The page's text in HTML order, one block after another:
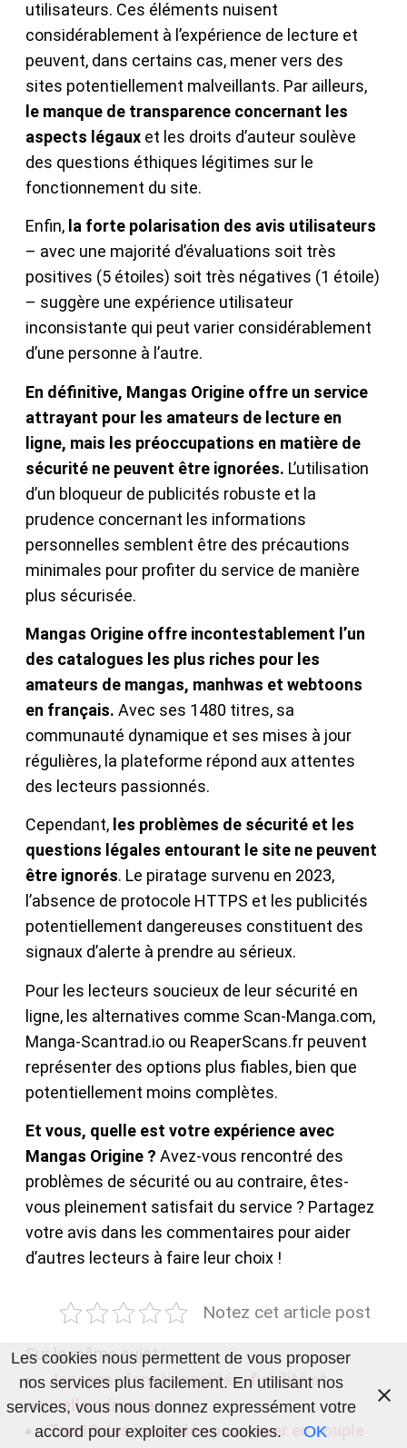
utilisateurs. Ces éléments nuisent
considérablement à l’expérience de lecture et
peuvent, dans certains cas, mener vers des
sites potentiellement malveillants. Par ailleurs,
le manque de transparence concernant les
aspects légaux et les droits d’auteur soulève
des questions éthiques légitimes sur le
fonctionnement du site.
Enfin, la forte polarisation des avis utilisateurs
– avec une majorité d’évaluations soit très
positives (5 étoiles) soit très négatives (1 étoile)
– suggère une expérience utilisateur
inconsistante qui peut varier considérablement
d’une personne à l’autre.
En définitive, Mangas Origine offre un service
attrayant pour les amateurs de lecture en
ligne, mais les préoccupations en matière de
sécurité ne peuvent être ignorées. L’utilisation
d’un bloqueur de publicités robuste et la
prudence concernant les informations
personnelles semblent être des précautions
minimales pour profiter du service de manière
plus sécurisée.
Mangas Origine offre incontestablement l’un
des catalogues les plus riches pour les
amateurs de mangas, manhwas et webtoons
en français. Avec ses 1480 titres, sa
communauté dynamique et ses mises à jour
régulières, la plateforme répond aux attentes
des lecteurs passionnés.
Cependant, les problèmes de sécurité et les
questions légales entourant le site ne peuvent
être ignorés. Le piratage survenu en 2023,
l’absence de protocole HTTPS et les publicités
potentiellement dangereuses constituent des
signaux d’alerte à prendre au sérieux.
Pour les lecteurs soucieux de leur sécurité en
ligne, les alternatives comme Scan-Manga.com,
Manga-Scantrad.io ou ReaperScans.fr peuvent
représenter des options plus fiables, bien que
potentiellement moins complètes.
Et vous, quelle est votre expérience avec
Mangas Origine ? Avez-vous rencontré des
problèmes de sécurité ou au contraire, êtes-
vous pleinement satisfait du service ? Partagez
votre avis dans les commentaires pour aider
d’autres lecteurs à faire leur choix !
Notez cet article post
Sur le même sujet :
Japscan : fonctionnalités, fiabilité et
nouvelle adresse
Top 10 des jeux vidéo pour jouer en couple
Les cookies nous permettent de vous proposer
nos services plus facilement. En utilisant nos
services, vous nous donnez expressément votre
accord pour exploiter ces cookies.
OK